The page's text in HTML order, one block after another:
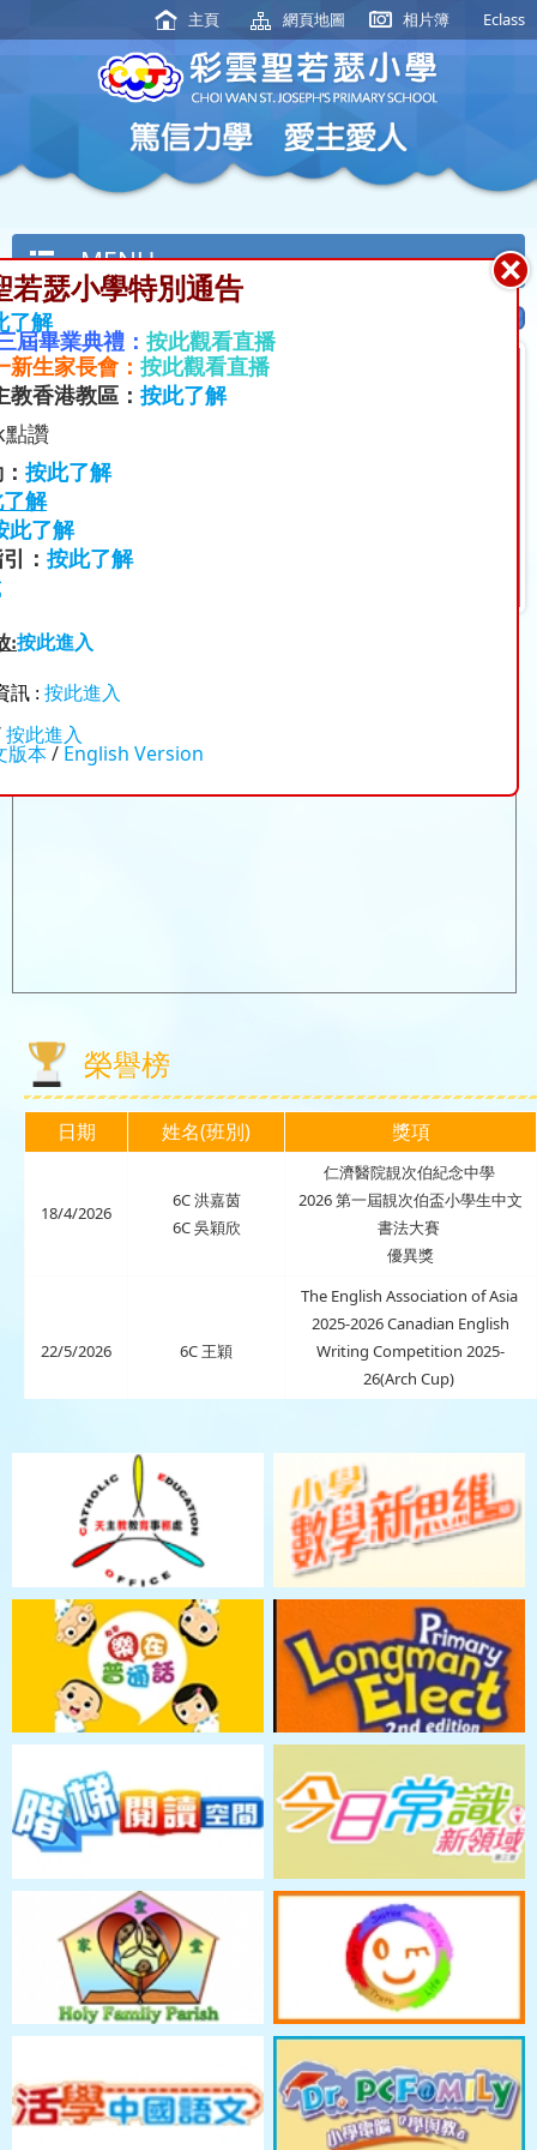
主頁 網頁地圖 相片簿 Eclass
若瑟小學特別通告
了解
屆畢業典禮： 按此觀看直播
新生家長會： 按此觀看直播
香港教區： 按此了解
點讚
按此了解
解
此了解
： 按此了解
:按此進入
訊 : 按此進入
按此進入
版本/ English Version
MENU
榮譽榜
日期 姓名(班別) 獎項
18/4/2026
6C洪嘉茵
6C吳穎欣
仁濟醫院靚次伯紀念中學
2026第一屆靚次伯盃小學生中文
書法大賽
優異獎
22/5/2026 6C 王穎
The English Association of Asia
2025-2026Canadian English
Writing Competition 2025-
26(Arch Cup)
Silver Award in Primary 5-6 group
22/5/2026 4A許芷萁
2025-2026
Canadian English
Writing Competition 2025-
26(Arch Cup)
Bronze Award in Primary 3-4
group
22/5/2026
6C
5A梁駿逸
6C陳俊熹
The English Association of Asia
2025-2026Canadian English
Writing Competition 2025-
26(Arch Cup)
Bronze Award in Primary 5-6
29/3/2026 1B蔡浚樺
2026弘勝盃(跆拳道)
8-9歲 25KG -季軍
2026全港青少年五人足球比賽
男女混合U8 -季軍
3/4/2026 1B蔡浚樺
GUARDIAN復活節盃2026
U8組盃賽冠軍
3/5/2026 4A黃梓瑩
HONG KONG CULTURAL AND
ARTS ASSOCIATION
HONG KONG BALLET
COMPETITION 2026